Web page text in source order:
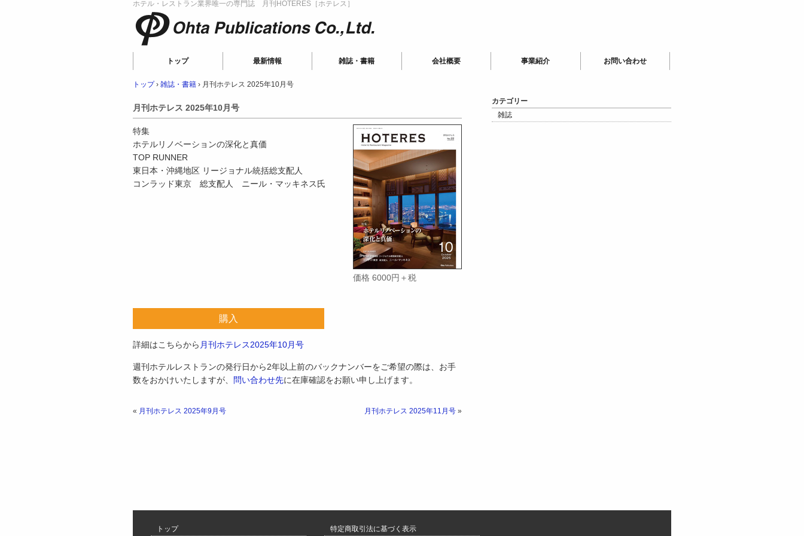
ホテル・レストラン業界唯一の専門誌 月刊HOTERES［ホテレス］
Ohta Publications
トップ 最新情報 雑誌・書籍 会社概要 事業紹介 お問い合わせ
トップ › 雑誌・書籍 › 月刊ホテレス 2025年10月号
月刊ホテレス 2025年10月号
特集
ホテルリノベーションの深化と真価
TOP RUNNER
東日本・沖縄地区 リージョナル統括総支配人
コンラッド東京 総支配人 ニール・マッキネス氏
価格 6000円＋税
購入
詳細はこちらから 月刊ホテレス2025年10月号
週刊ホテルレストランの発行日から2年以上前のバックナンバーをご希望の際は、お手
数をおかけいたしますが、
問い合わせ先に在庫確認をお願い申し上げます。
« 月刊ホテレス 2025年9月号 月刊ホテレス 2025年11月号 »
カテゴリー
雑誌
トップ 特定商取引法に基づく表示